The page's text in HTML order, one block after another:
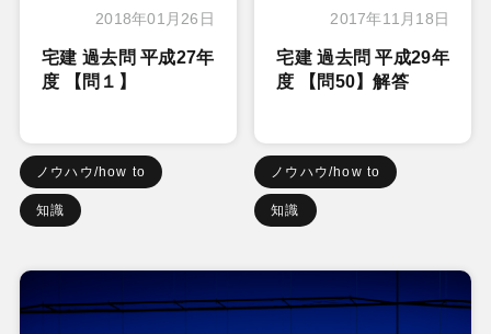
2018年01月26日
宅建 過去問 平成27年
度 【問１】
ノウハウ/how to
知識
2017年11月18日
宅建 過去問 平成29年
度 【問50】解答
ノウハウ/how to
知識